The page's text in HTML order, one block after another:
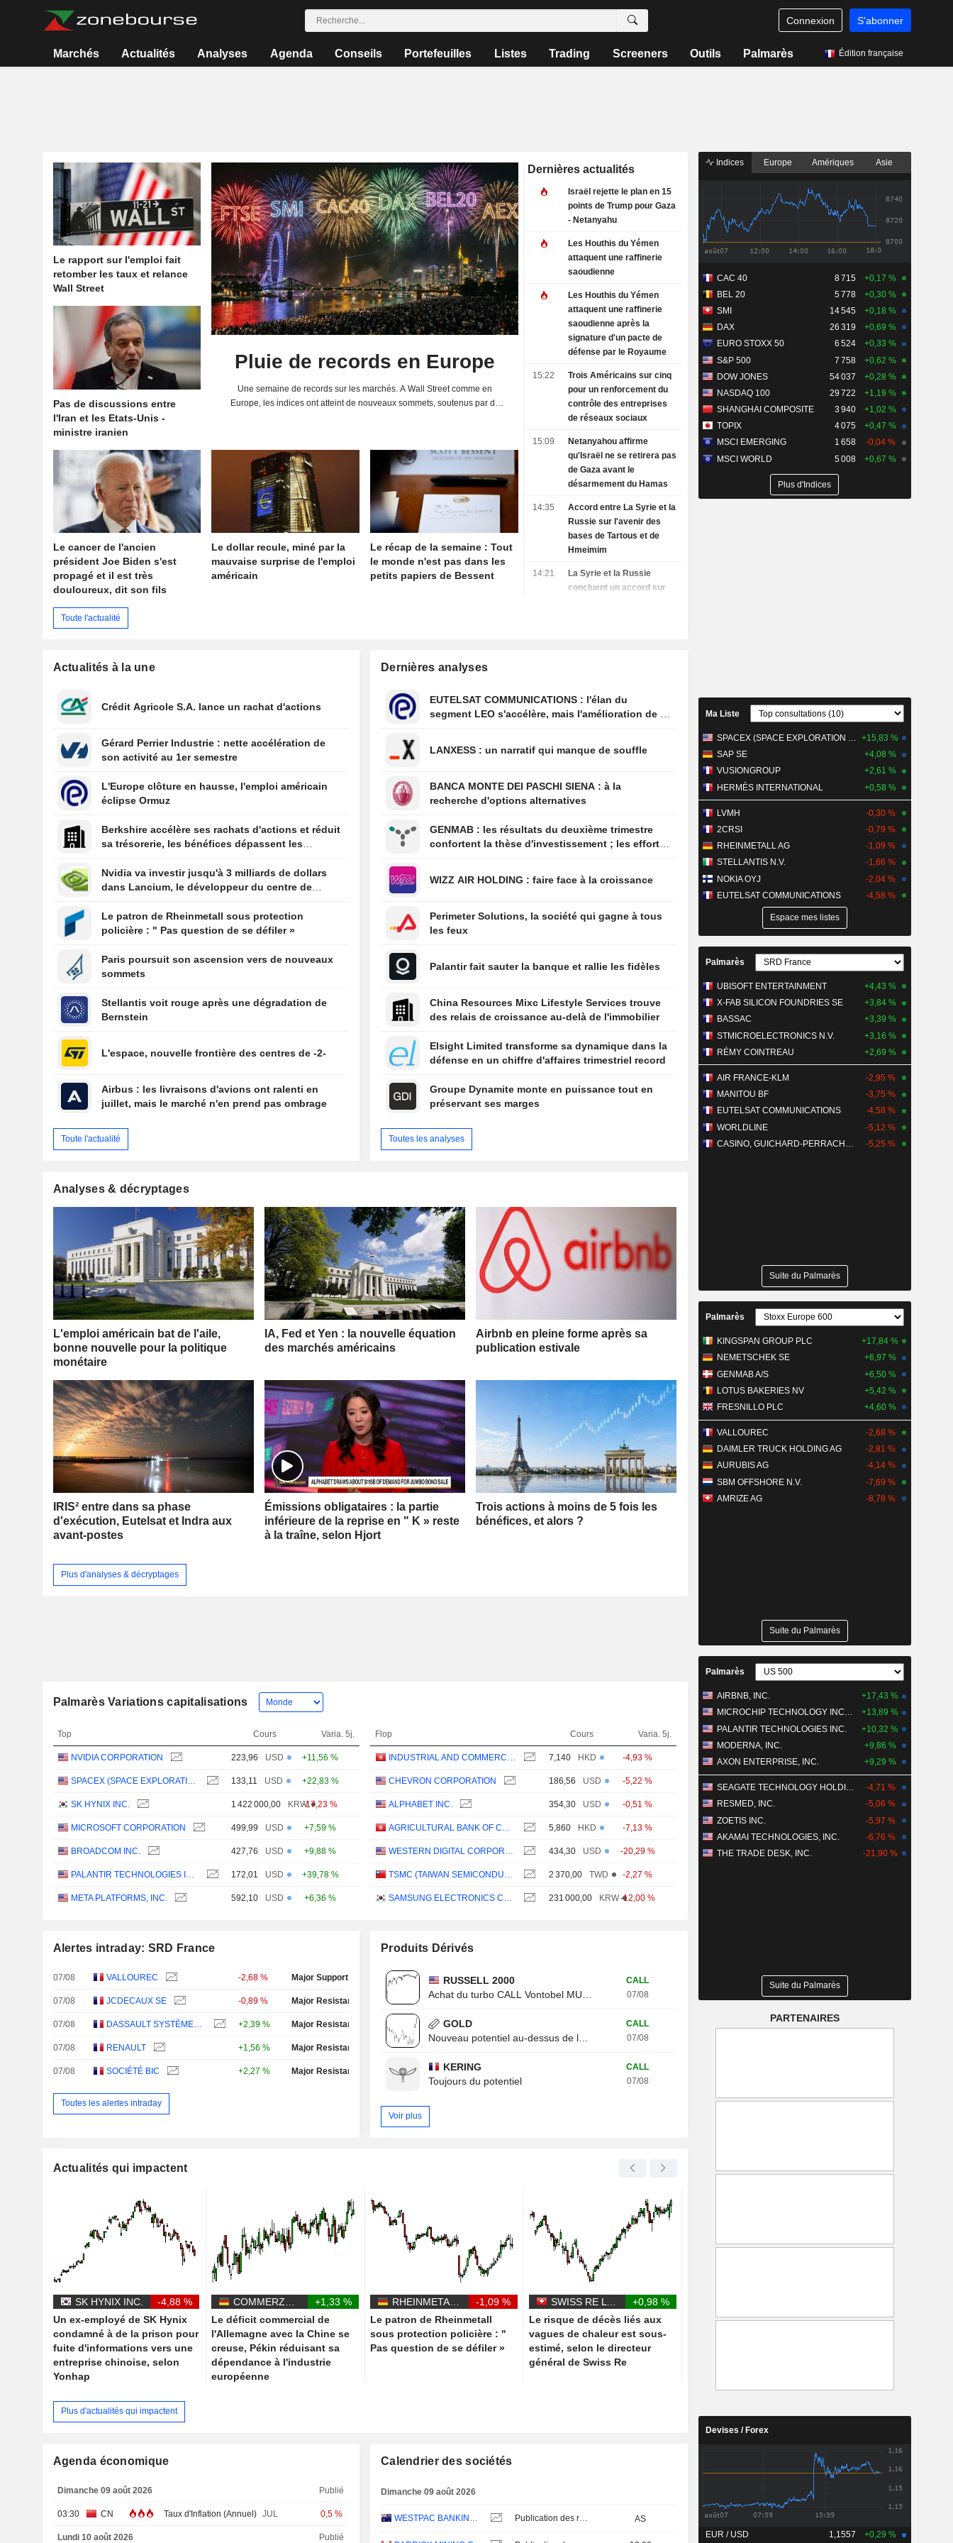
Connexion S'abonner
Marchés Actualités Analyses Agenda Conseils Portefeuilles Listes Trading Screeners Outils Palmarès Édition française
Le rapport sur l'emploi fait
retomber les taux et relance
Wall Street
Pas de discussions entre
l'Iran et les Etats-Unis -
ministre iranien
Pluie de records en Europe
Une semaine de records sur les marchés. A Wall Street comme en
Europe, les indices ont atteint de nouveaux sommets, soutenus par de
Le cancer de l'ancien
président Joe Biden s'est
propagé et il est très
douloureux, dit son fils
Le dollar recule, miné par la
mauvaise surprise de l'emploi
américain
Le récap de la semaine : Tout
le monde n'est pas dans les
petits papiers de Bessent
Dernières actualités
Israël rejette le plan en 15
points de Trump pour Gaza
- Netanyahu
Les Houthis du Yémen
attaquent une raffinerie
saoudienne
Les Houthis du Yémen
attaquent une raffinerie
saoudienne après la
signature d'un pacte de
défense par le Royaume
15:22
Trois Américains sur cinq
pour un renforcement du
contrôle des entreprises
de réseaux sociaux
15:09
Netanyahou affirme
qu'Israël ne se retirera pas
de Gaza avant le
désarmement du Hamas
14:35
Accord entre La Syrie et la
Russie sur l'avenir des
bases de Tartous et de
Hmeimim
14:21
La Syrie et la Russie
concluent un accord sur
MacBook, selon le WSJ
12:56
Les Émirats arabes unis
un Irlandais soupçonné
12:47
L'Espagne contrôle 200
Toute l'actualité
Actualités à la une
Crédit Agricole S.A. lance un rachat d'actions
Gérard Perrier Industrie : nette accélération de
son activité au 1er semestre
L'Europe clôture en hausse, l'emploi américain
éclipse Ormuz
Berkshire accélère ses rachats d'actions et réduit
sa trésorerie, les bénéfices dépassent les
Nvidia va investir jusqu'à 3 milliards de dollars
dans Lancium, le développeur du centre de
Le patron de Rheinmetall sous protection
policière : " Pas question de se défiler »
Paris poursuit son ascension vers de nouveaux
sommets
Stellantis voit rouge après une dégradation de
Bernstein
L'espace, nouvelle frontière des centres de -2-
Airbus : les livraisons d'avions ont ralenti en
juillet, mais le marché n'en prend pas ombrage
Toute l'actualité
Dernières analyses
EUTELSAT COMMUNICATIONS : l'élan du
segment LEO s'accélère, mais l'amélioration de la
LANXESS : un narratif qui manque de souffle
BANCA MONTE DEI PASCHI SIENA : à la
recherche d'options alternatives
GENMAB : les résultats du deuxième trimestre
confortent la thèse d'investissement ; les efforts
WIZZ AIR HOLDING : faire face à la croissance
Perimeter Solutions, la société qui gagne à tous
les feux
Palantir fait sauter la banque et rallie les fidèles
China Resources Mixc Lifestyle Services trouve
des relais de croissance au-delà de l'immobilier
Elsight Limited transforme sa dynamique dans la
défense en un chiffre d'affaires trimestriel record
Groupe Dynamite monte en puissance tout en
préservant ses marges
Toutes les analyses
Analyses & décryptages
L'emploi américain bat de l'aile,
bonne nouvelle pour la politique
monétaire
IA, Fed et Yen : la nouvelle équation
des marchés américains
Airbnb en pleine forme après sa
publication estivale
IRIS² entre dans sa phase
d'exécution, Eutelsat et Indra aux
avant-postes
Émissions obligataires : la partie
inférieure de la reprise en " K » reste
à la traîne, selon Hjort
Trois actions à moins de 5 fois les
bénéfices, et alors ?
Plus d'analyses & décryptages
Palmarès Variations capitalisations
Top Cours Varia. 5j.
NVIDIA CORPORATION 223,96 USD +11,56 %
133,11 USD +22,83 %
SK HYNIX INC. 1 422 000,00 KRW-17,23 %
MICROSOFT CORPORATION 499,99 USD +7,59 %
BROADCOM INC. 427,76 USD +9,88 %
172,01 USD +39,78 %
META PLATFORMS, INC. 592,10 USD +6,36 %
Flop Cours Varia. 5j.
7,140 HKD -4,93 %
CHEVRON CORPORATION 186,56 USD -5,22 %
ALPHABET INC. 354,30 USD -0,51 %
5,860 HKD -7,13 %
434,30 USD -20,29 %
2 370,00 TWD -2,27 %
231 000,00 KRW-12,00 %
Alertes intraday: SRD France
07/08 VALLOUREC -2,68 % Major Support Test
07/08 JCDECAUX SE -0,89 % Major Resistance Test
07/08 +2,39 % Major Resistance Test
07/08 RENAULT +1,56 % Major Resistance Test
07/08 SOCIÉTÉ BIC +2,27 % Major Resistance Test
Toutes les alertes intraday
Produits Dérivés
RUSSELL 2000
Achat du turbo CALL Vontobel MU13V
CALL
07/08
GOLD
Nouveau potentiel au-dessus de la résistance
CALL
07/08
KERING
Toujours du potentiel
CALL
07/08
Voir plus
Actualités qui impactent
SK HYNIX INC.
-4,88 %
Un ex-employé de SK Hynix
condamné à de la prison pour
fuite d'informations vers une
entreprise chinoise, selon
Yonhap
+1,33 %
Le déficit commercial de
l'Allemagne avec la Chine se
creuse, Pékin réduisant sa
dépendance à l'industrie
européenne
-1,09 %
Le patron de Rheinmetall
sous protection policière : "
Pas question de se défiler »
+0,98 %
Le risque de décès liés aux
vagues de chaleur est sous-
estimé, selon le directeur
général de Swiss Re
Atlanta
Plus d'actualités qui impactent
Agenda économique
Dimanche 09 août 2026 Publié
03:30 CN Taux d'Inflation (Annuel) JUL 0,5 %
Lundi 10 août 2026 Publié
Calendrier des sociétés
Dimanche 09 août 2026
WESTPAC BANKING CORPORATION Publication des résultats - Q3 2026 AS
Indices Europe Amériques Asie
CAC 40 8 715
+0,17 %
BEL 20
5 778
+0,30 %
SMI
14 545
+0,18 %
DAX
26 319
+0,69 %
EURO STOXX 50
6 524
+0,33 %
S&P 500
7 758
+0,62 %
DOW JONES
54 037
+0,28 %
NASDAQ 100
29 722
+1,19 %
SHANGHAI COMPOSITE
3 940
+1,02 %
TOPIX
4 075
+0,47 %
MSCI EMERGING
1 658
-0,04 %
MSCI WORLD
5 008 +0,67 %
Plus d'Indices
Ma Liste
SPACEX (SPACE EXPLORATION TECHNOLOGIES) +15,83 %
SAP SE
+4,08 %
VUSIONGROUP
+2,61 %
HERMÈS INTERNATIONAL
+0,58 %
LVMH
-0,30 %
2CRSI
-0,79 %
RHEINMETALL AG
-1,09 %
STELLANTIS N.V.
-1,66 %
NOKIA OYJ
-2,04 %
EUTELSAT COMMUNICATIONS
-4,58 %
Espace mes listes
Palmarès
UBISOFT ENTERTAINMENT
+4,43 %
X-FAB SILICON FOUNDRIES SE
+3,84 %
BASSAC
+3,39 %
STMICROELECTRONICS N.V.
+3,16 %
RÉMY COINTREAU
+2,69 %
AIR FRANCE-KLM
-2,95 %
MANITOU BF
-3,75 %
EUTELSAT COMMUNICATIONS
-4,58 %
WORLDLINE
-5,12 %
-5,25 %
Suite du Palmarès
Palmarès
KINGSPAN GROUP PLC
+17,84 %
NEMETSCHEK SE
+6,97 %
GENMAB A/S
+6,50 %
LOTUS BAKERIES NV
+5,42 %
FRESNILLO PLC
+4,60 %
VALLOUREC
-2,68 %
DAIMLER TRUCK HOLDING AG
-2,81 %
AURUBIS AG
-4,14 %
SBM OFFSHORE N.V.
-7,69 %
AMRIZE AG
-8,78 %
Suite du Palmarès
Palmarès
AIRBNB, INC.
+17,43 %
MICROCHIP TECHNOLOGY INCORPORATED
+13,89 %
PALANTIR TECHNOLOGIES INC.
+10,32 %
MODERNA, INC.
+9,86 %
AXON ENTERPRISE, INC.
+9,29 %
SEAGATE TECHNOLOGY HOLDINGS PLC
-4,71 %
RESMED, INC.
-5,06 %
ZOETIS INC.
-5,97 %
AKAMAI TECHNOLOGIES, INC.
-6,76 %
THE TRADE DESK, INC.
-21,90 %
Suite du Palmarès
PARTENAIRES
Devises / Forex
EUR / USD 1,1557 +0,29 %